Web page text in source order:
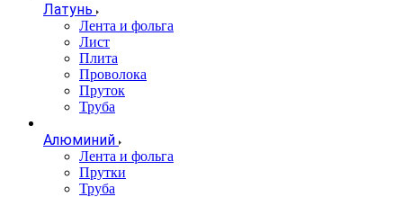
Латунь
Лента и фольга
Лист
Плита
Проволока
Пруток
Труба
Алюминий
Лента и фольга
Прутки
Труба